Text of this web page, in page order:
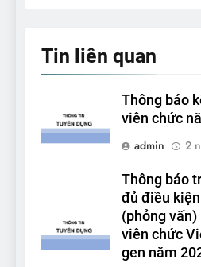
Tin liên quan
Thông báo
viên chức
admin
2
Thông báo
đủ điều
(phỏng
viên chức
gen năm